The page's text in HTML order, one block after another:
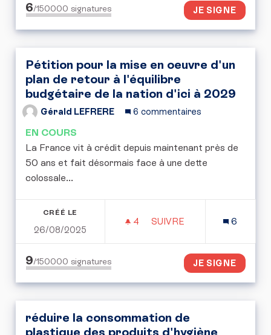
6/150000 signatures JE SIGNE
Pétition pour la mise en oeuvre d'un
plan de retour à l'équilibre
budgétaire de la nation d'ici à 2029
Gérald LEFRERE 6 commentaires
EN COURS
La France vit à crédit depuis maintenant près de
50 ans et fait désormais face à une dette
colossale...
CRÉÉ LE
26/08/2025
4 4 ABONNÉS
SUIVRE
6
9/150000 signatures JE SIGNE
réduire la consommation de
plastique des produits d'hygiène